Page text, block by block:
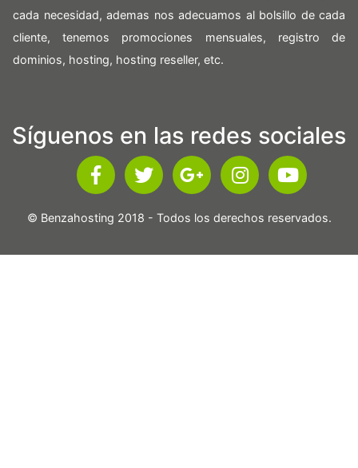
cada necesidad, ademas nos adecuamos al bolsillo de cada
cliente, tenemos promociones mensuales, registro de
dominios, hosting, hosting reseller, etc.
Síguenos en las redes sociales
© Benzahosting 2018 - Todos los derechos reservados.